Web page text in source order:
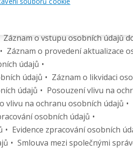
osobních údajů
návrh na jeho změnu
Záznam o vstupu osobních údajů
Záznam o provedení aktualizace
údajů
údajů
Záznam o likvidaci
údajů
Posouzení vlivu na
vlivu na ochranu osobních údajů
osobních údajů
Evidence zpracování osobních
Smlouva mezi společnými